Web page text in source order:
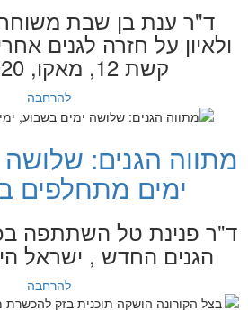
ד"ר ענת בן שבת
ולאיון על חזרה לגנים
קשת 12, מאקו, 11.5.2020
להרחבה
מתווה הגנים:
ימים מתחלפים
ד"ר פנינת טל השתתפה
הגנים החדש , ישראל היום,
להרחבה